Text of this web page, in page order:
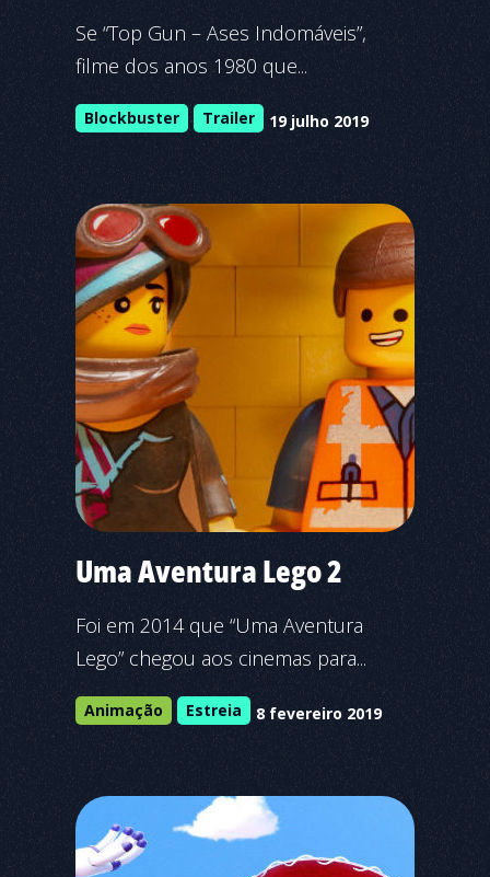
Se “Top Gun – Ases Indomáveis”,
filme dos anos 1980 que...
Blockbuster Trailer 19 julho 2019
Uma Aventura Lego 2
Foi em 2014 que “Uma Aventura
Lego” chegou aos cinemas para...
Animação Estreia 8 fevereiro 2019